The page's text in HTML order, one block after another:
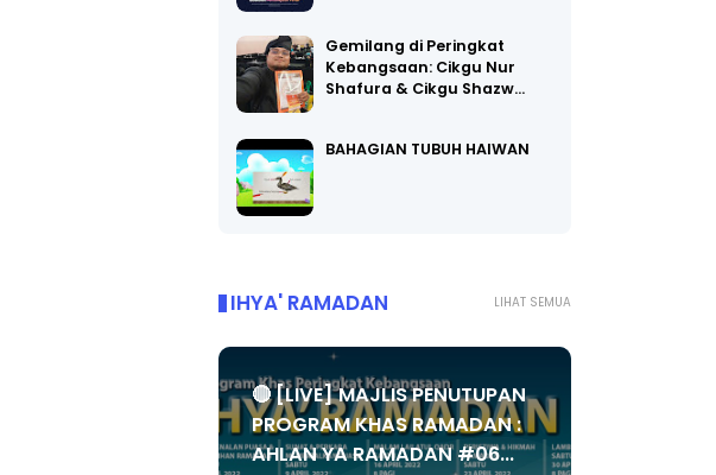
Gemilang di Peringkat
Kebangsaan: Cikgu Nur
Shafura & Cikgu Shazw…
BAHAGIAN TUBUH HAIWAN
LIHAT SEMUA
IHYA' RAMADAN
🔴 [LIVE] MAJLIS PENUTUPAN
PROGRAM KHAS RAMADAN :
AHLAN YA RAMADAN #06...